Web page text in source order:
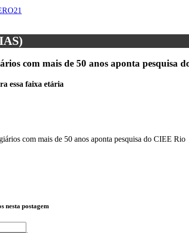
com mais de 50 anos aponta pesquisa
essa faixa etária
nesta postagem